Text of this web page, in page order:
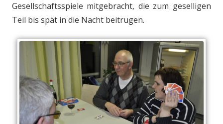
Gesellschaftsspiele mitgebracht, die zum geselligen
Teil bis spät in die Nacht beitrugen.